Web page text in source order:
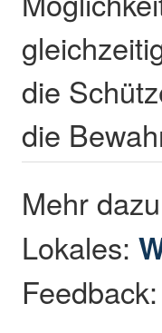
die
die
Mehr
Lokales:
Feedback: